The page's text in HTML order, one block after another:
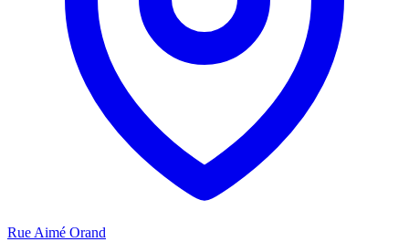
Rue Aimé Orand